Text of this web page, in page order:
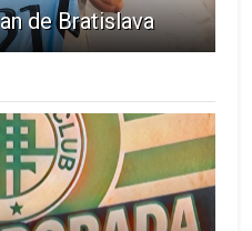
de Bratislava